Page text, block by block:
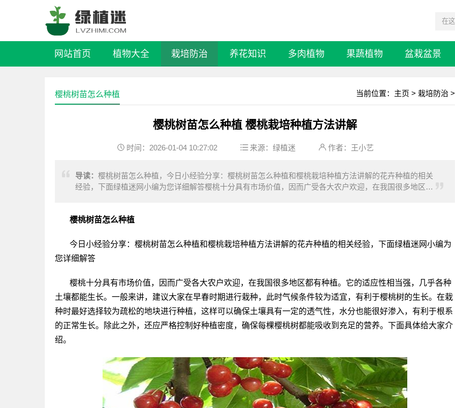
网站首页 植物大全 栽培防治 养花知识 多肉植物 果蔬植物 盆栽盆景
当前位置： 主页 > 栽培防治 >
樱桃树苗怎么种植
樱桃树苗怎么种植 樱桃栽培种植方法讲解
时间：2026-01-04 10:27:02 来源： 绿植迷 作者：王小艺
导读： 樱桃树苗怎么种植，今日小经验分享：樱桃树苗怎么种植和樱桃栽培种植方法讲解的花卉种植的相关
经验，下面绿植迷网小编为您详细解答樱桃十分具有市场价值，因而广受各大农户欢迎，在我国很多地区都
樱桃树苗怎么种植
今日小经验分享：樱桃树苗怎么种植和樱桃栽培种植方法讲解的花卉种植的相关经验，下面绿植迷网小编为
您详细解答
樱桃十分具有市场价值，因而广受各大农户欢迎，在我国很多地区都有种植。它的适应性相当强，几乎各种
土壤都能生长。一般来讲，建议大家在早春时期进行栽种，此时气候条件较为适宜，有利于樱桃树的生长。在栽
种时最好选择较为疏松的地块进行种植，这样可以确保土壤具有一定的透气性，水分也能很好渗入，有利于根系
的正常生长。除此之外，还应严格控制好种植密度，确保每棵樱桃树都能吸收到充足的营养。下面具体给大家介
绍。